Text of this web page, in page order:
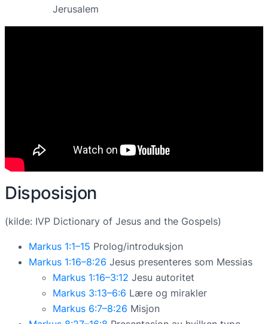
Jerusalem
Disposisjon
(kilde: IVP Dictionary of Jesus and the Gospels)
Markus 1:1–15 Prolog/introduksjon
Markus 1:16–8:26 Jesus presenteres som Messias
Markus 1:16–3:12 Jesu autoritet
Markus 3:13–6:6 Lære og mirakler
Markus 6:7–8:26 Misjon